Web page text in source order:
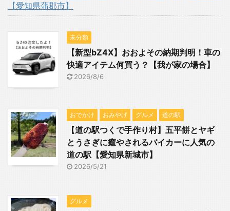
【愛知県蒲郡市】
未分類
【新型bZ4X】おおよその納期判明！車の
快適アイテム何買う？【我が家の場合】
2026/8/6
おでかけ おみやげ グルメ 道の駅
【道の駅つくで手作り村】五平餅とヤギ
とうさぎに癒やされるバイカーに人気の
道の駅【愛知県新城市】
2026/5/21
グルメ